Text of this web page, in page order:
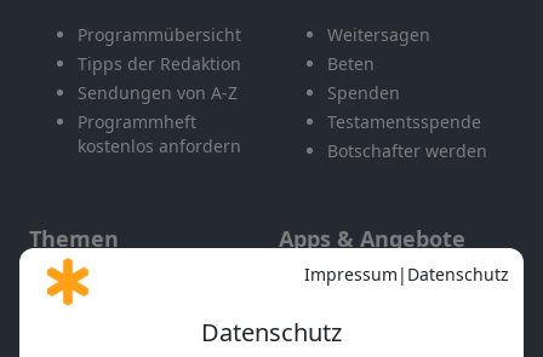
Programmübersicht
Tipps der Redaktion
Sendungen von A-Z
Programmheft
kostenlos anfordern
Weitersagen
Beten
Spenden
Testamentsspende
Botschafter werden
Themen
Gott und Bibel erklärt
Apps & Angebote
Mobile App